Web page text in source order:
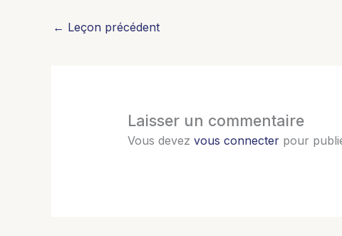
← Leçon précédent
Laisser un commentaire
Vous devez vous connecterpour